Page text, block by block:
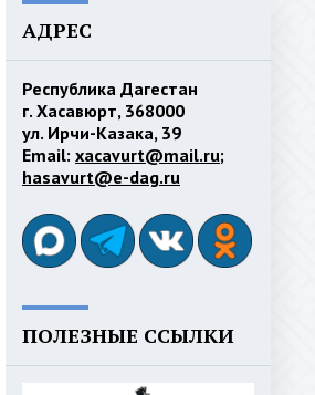
АДРЕС
Республика Дагестан
г. Хасавюрт, 368000
ул. Ирчи-Казака, 39
Email: xacavurt@mail.ru;
hasavurt@e-dag.ru
ПОЛЕЗНЫЕ ССЫЛКИ